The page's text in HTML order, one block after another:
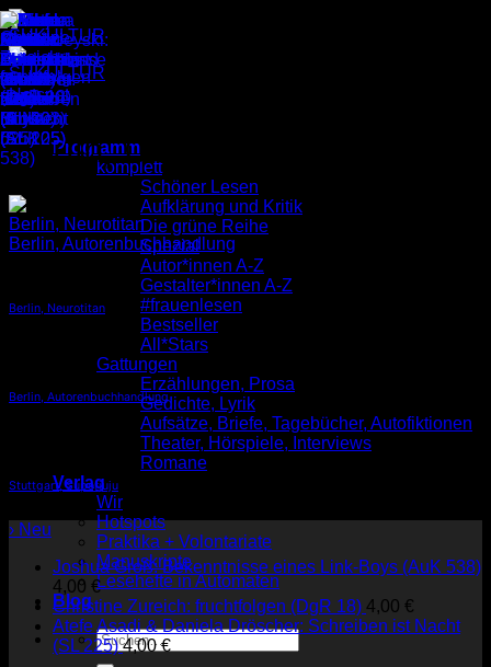
Zum
Inhalt
springen
Programm
komplett
Schöner Lesen
Aufklärung und Kritik
Die grüne Reihe
Spezial
Autor*innen A-Z
Gestalter*innen A-Z
#frauenlesen
Bestseller
All*Stars
Gattungen
Erzählungen, Prosa
Gedichte, Lyrik
Aufsätze, Briefe, Tagebücher, Autofiktionen
Theater, Hörspiele, Interviews
Romane
Verlag
Wir
Hotspots
Praktika + Volontariate
Manuskripte
Lesehefte in Automaten
Blog
Suche
nach:
Hotspot
Berlin, Ocelot
Berlin, Neurotitan
Berlin, Autorenbuchhandlung
Berlin, Neurotitan
Berlin, Autorenbuchhandlung
Stuttgart, Superjuju
› Neu
Joshua Groß: Bekenntnisse eines Link-Boys (AuK 538)
4,00 €
Christine Zureich: fruchtfolgen (DgR 18) 4,00 €
Atefe Asadi & Daniela Dröscher: Schreiben ist Nacht
(SL 225) 4,00€